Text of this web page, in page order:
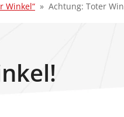
Winkel“ Achtung: Toter